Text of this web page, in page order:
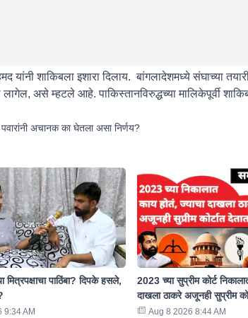
शाकिबला इशारा दिलाय. बांगलादेशमध्ये संघाच्या
असे म्हटले आहे. पाकिस्तानविरुद्धच्या मालिकेपूर्वी
अचानक का घेतला असा निर्णय?
मित्रपक्षाचा पाठिंबा? दिपके हसले,
9:34 AM
2023 च्या सुप्रीम कोर्ट
दाखला ठाकरे अजूनही सुप्रीम
Aug 8 2026 8:44 AM